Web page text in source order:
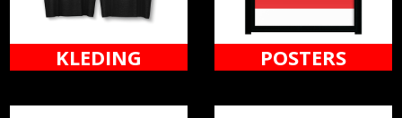
KLEDING POSTERS